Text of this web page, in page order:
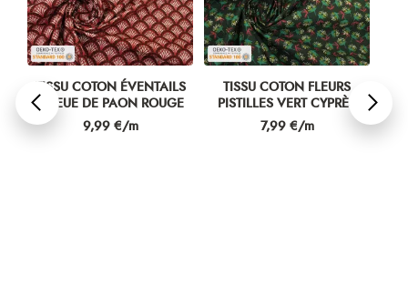
TISSU COTON ÉVENTAILS
QUEUE DE PAON ROUGE
Prix
9,99 €/m
TISSU COTON FLEURS
PISTILLES VERT CYPRÈS
Prix
7,99 €/m